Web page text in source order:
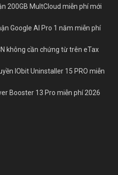
200GB MultCloud miễn phí mới
Google AI Pro 1 năm miễn phí
không cần chứng từ trên eTax
IObit Uninstaller 15 PRO miễn
Booster 13 Pro miễn phí 2026